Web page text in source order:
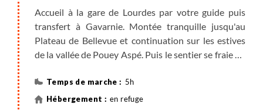
Accueil à la gare de Lourdes par votre guide puis
transfert à Gavarnie. Montée tranquille jusqu'au
Plateau de Bellevue et continuation sur les estives
de la vallée de Pouey Aspé. Puis le sentier se fraie un
parvenir aux premières neiges précédent l'arrivée au
refuge des Sarradets.
5h
en refuge